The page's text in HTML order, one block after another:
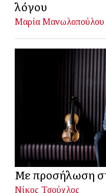
λόγου
Μαρία Μανωλοπούλου
Με προσήλωση
Νίκος Τσούχλος